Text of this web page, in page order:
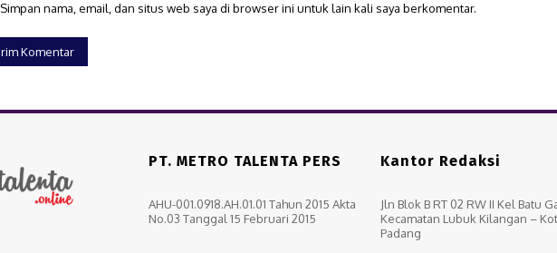
Simpan nama, email, dan situs web saya di browser ini untuk lain kali saya berkomentar.
PT. METRO TALENTA PERS
AHU-001.0918.AH.01.01 Tahun 2015 Akta
No.03 Tanggal 15 Februari 2015
Kantor Redaksi
Jln Blok B RT 02 RW II Kel Batu
Kecamatan Lubuk Kilangan –
Padang